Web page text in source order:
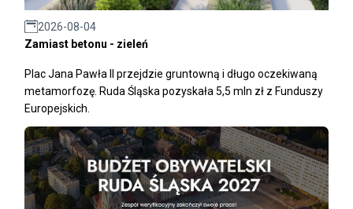
2026-08-04
Zamiast betonu - zieleń
Plac Jana Pawła II przejdzie gruntowną i długo oczekiwaną
metamorfozę. Ruda Śląska pozyskała 5,5 mln zł z Funduszy
Europejskich.